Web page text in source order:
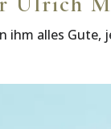
ihm alles Gute,